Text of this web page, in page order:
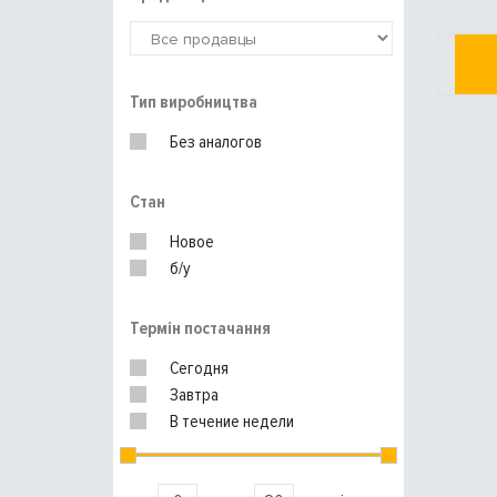
Тип виробництва
Без аналогов
Стан
Новое
б/у
Термін постачання
Сегодня
Завтра
В течение недели